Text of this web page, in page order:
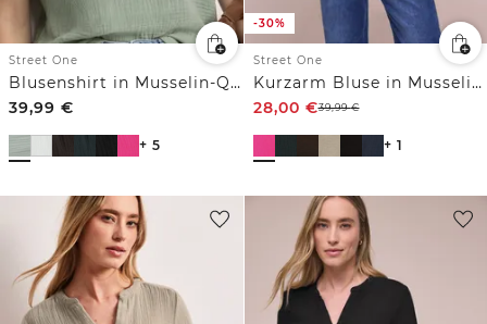
Street One
Blusenshirt in Musselin-Qualität
39,99 €
+ 5
-30%
Street One
Kurzarm Bluse in Musselinqualität mit Turn-Up
28,00 €39,99€
+ 1